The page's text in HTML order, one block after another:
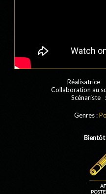
Réalisatrice
Collaboration au
Scénariste
Genres :